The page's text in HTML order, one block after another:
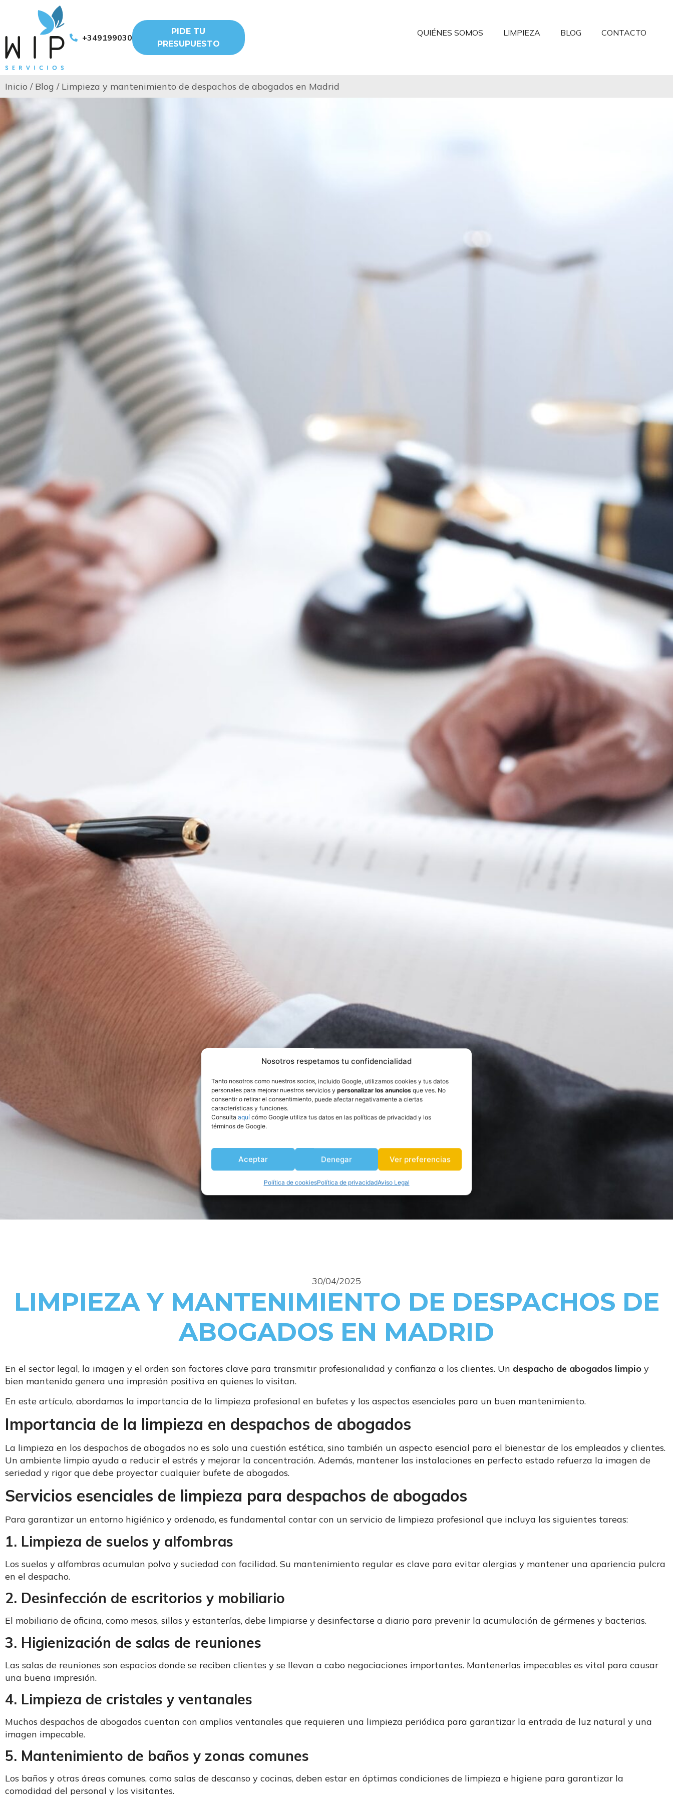
Nosotros respetamos tu confidencialidad
Tanto nosotros como nuestros socios, incluido Google, utilizamos cookies y tus datos
personales para mejorar nuestros servicios y personalizar los anuncios que ves. No
consentir o retirar el consentimiento, puede afectar negativamente a ciertas
características y funciones.
Consulta aquí cómo Google utiliza tus datos en las políticas de privacidad y los
términos de Google.
Aceptar Denegar Ver preferencias
Política de cookiesPolítica de privacidadAviso Legal
+34919903011
PIDE TU
PRESUPUESTO
QUIÉNES SOMOS LIMPIEZA BLOG CONTACTO
Inicio / Blog / Limpieza y mantenimiento de despachos de abogados en Madrid
30/04/2025
LIMPIEZA Y MANTENIMIENTO DE DESPACHOS DE
ABOGADOS EN MADRID
En el sector legal, la imagen y el orden son factores clave para transmitir profesionalidad y confianza a los clientes. Un despacho de abogados limpio y
bien mantenido genera una impresión positiva en quienes lo visitan.
En este artículo, abordamos la importancia de la limpieza profesional en bufetes y los aspectos esenciales para un buen mantenimiento.
Importancia de la limpieza en despachos de abogados
La limpieza en los despachos de abogados no es solo una cuestión estética, sino también un aspecto esencial para el bienestar de los empleados y clientes.
Un ambiente limpio ayuda a reducir el estrés y mejorar la concentración. Además, mantener las instalaciones en perfecto estado refuerza la imagen de
seriedad y rigor que debe proyectar cualquier bufete de abogados.
Servicios esenciales de limpieza para despachos de abogados
Para garantizar un entorno higiénico y ordenado, es fundamental contar con un servicio de limpieza profesional que incluya las siguientes tareas:
1. Limpieza de suelos y alfombras
Los suelos y alfombras acumulan polvo y suciedad con facilidad. Su mantenimiento regular es clave para evitar alergias y mantener una apariencia pulcra
en el despacho.
2. Desinfección de escritorios y mobiliario
El mobiliario de oficina, como mesas, sillas y estanterías, debe limpiarse y desinfectarse a diario para prevenir la acumulación de gérmenes y bacterias.
3. Higienización de salas de reuniones
Las salas de reuniones son espacios donde se reciben clientes y se llevan a cabo negociaciones importantes. Mantenerlas impecables es vital para causar
una buena impresión.
4. Limpieza de cristales y ventanales
Muchos despachos de abogados cuentan con amplios ventanales que requieren una limpieza periódica para garantizar la entrada de luz natural y una
imagen impecable.
5. Mantenimiento de baños y zonas comunes
Los baños y otras áreas comunes, como salas de descanso y cocinas, deben estar en óptimas condiciones de limpieza e higiene para garantizar la
comodidad del personal y los visitantes.